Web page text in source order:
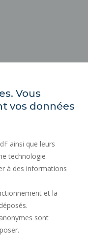
Vous
vos données
ainsi que leurs
technologie
à des informations
et la
sont